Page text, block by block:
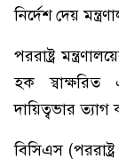
নির্দেশ দেয়
পররাষ্ট্র
হক
দায়িত্বভার
বিসিএস